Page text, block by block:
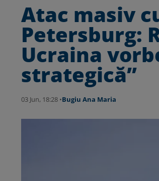
Atac masiv
Petersburg:
Ucraina
strategică”
03 Jun, 18:28 •Bugiu ⁠Ana Maria